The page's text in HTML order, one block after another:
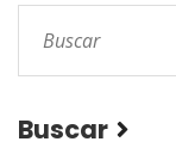
Buscar